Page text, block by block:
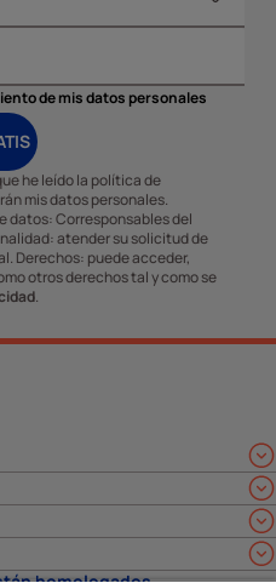
de mis datos personales
he leído la política de
mis datos personales.
datos: Corresponsables del
atender su solicitud de
Derechos: puede acceder,
otros derechos tal y como se
.